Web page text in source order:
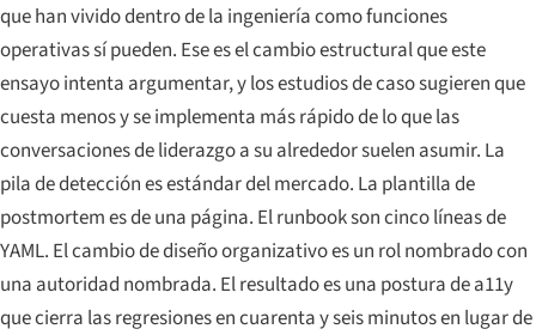
que han vivido dentro de la ingeniería como funciones
operativas sí pueden. Ese es el cambio estructural que este
ensayo intenta argumentar, y los estudios de caso sugieren que
cuesta menos y se implementa más rápido de lo que las
conversaciones de liderazgo a su alrededor suelen asumir. La
pila de detección es estándar del mercado. La plantilla de
postmortem es de una página. El runbook son cinco líneas de
YAML. El cambio de diseño organizativo es un rol nombrado con
una autoridad nombrada. El resultado es una postura de a11y
que cierra las regresiones en cuarenta y seis minutos en lugar de